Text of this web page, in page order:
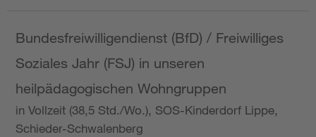
Bundesfreiwilligendienst (BfD) / Freiwilliges
Soziales Jahr (FSJ) in unseren
heilpädagogischen Wohngruppen
in Vollzeit (38,5 Std./Wo.), SOS-Kinderdorf Lippe,
Schieder-Schwalenberg